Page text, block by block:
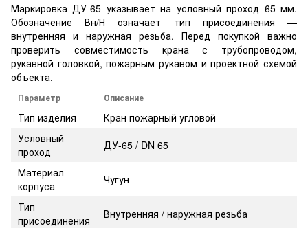
Маркировка ДУ-65 указывает на условный проход 65 мм.
Обозначение Вн/Н означает тип присоединения —
внутренняя и наружная резьба. Перед покупкой важно
проверить совместимость крана с трубопроводом,
рукавной головкой, пожарным рукавом и проектной схемой
объекта.
Параметр Описание
Тип изделия
Кран пожарный угловой
Условный
проход
ДУ-65 / DN 65
Материал
корпуса
Чугун
Тип
присоединения
Внутренняя / наружная резьба